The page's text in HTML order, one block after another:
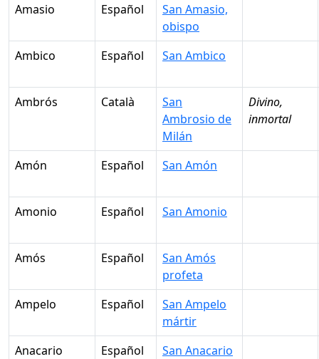
Amasio Español
San Amasio,
obispo
Ambico
Español San Ambico
Ambrós Català
San
Ambrosio de
Milán
Divino,
inmortal
Amón Español San Amón
Amonio Español San Amonio
Amós Español
San Amós
profeta
Ampelo
Español
San Ampelo
mártir
Anacario
Español
San Anacario